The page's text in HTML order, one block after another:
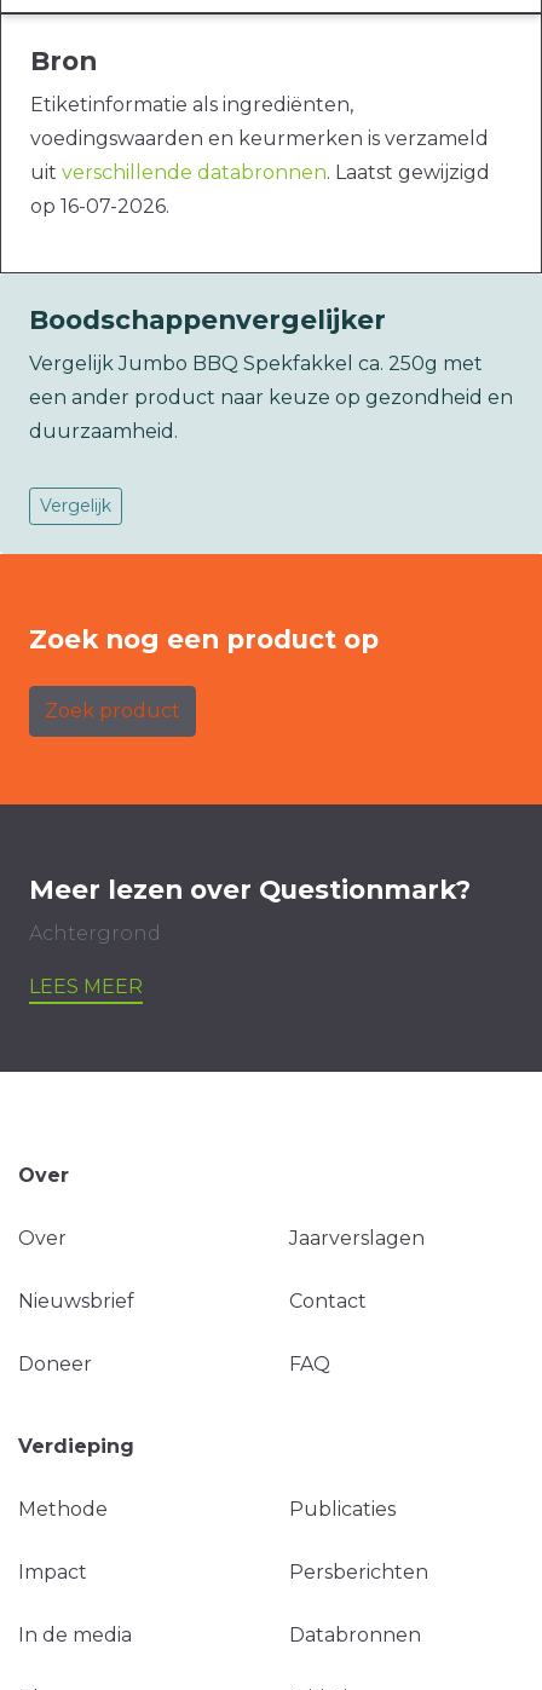
Bron
Etiketinformatie als ingrediënten,
voedingswaarden en keurmerken is verzameld
uit verschillende databronnen. Laatst gewijzigd
op 16-07-2026.
Boodschappenvergelijker
Vergelijk Jumbo BBQ Spekfakkel ca. 250g met
een ander product naar keuze op gezondheid en
duurzaamheid.
Vergelijk
Zoek nog een product op
Zoek product
Meer lezen over Questionmark?
Achtergrond
LEES MEER
Over
Over Jaarverslagen
Nieuwsbrief Contact
Doneer FAQ
Verdieping
Methode Publicaties
Impact Persberichten
In de media Databronnen